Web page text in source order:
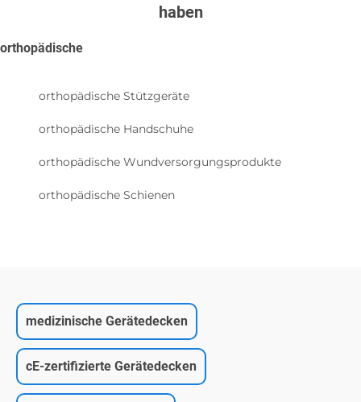
haben
orthopädische
orthopädische Stützgeräte
orthopädische Handschuhe
orthopädische Wundversorgungsprodukte
orthopädische Schienen
medizinische Gerätedecken
cE-zertifizierte Gerätedecken